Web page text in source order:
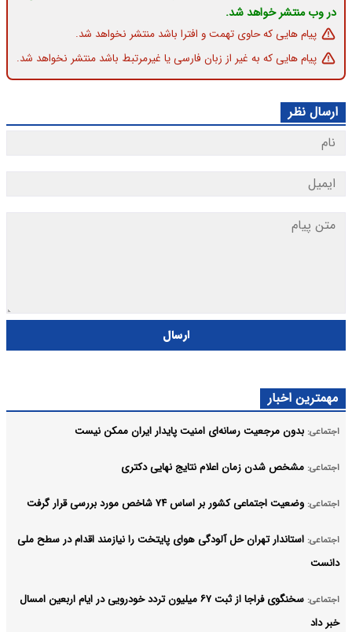
در وب منتشر خواهد شد.
پیام هایی که حاوی تهمت و افترا باشد منتشر نخواهد شد.
پیام هایی که به غیر از زبان فارسی یا غیرمرتبط باشد منتشر نخواهد شد.
ارسال نظر
ارسال
مهمترین اخبار
اجتماعی: بدون مرجعیت رسانه‌ای امنیت پایدار ایران ممکن نیست
اجتماعی: مشخص شدن زمان اعلام نتایج نهایی دکتری
اجتماعی: وضعیت اجتماعی کشور بر اساس ۷۴ شاخص مورد بررسی قرار گرفت
اجتماعی: استاندار تهران حل آلودگی هوای پایتخت را نیازمند اقدام در سطح ملی
دانست
اجتماعی:
سخنگوی فراجا از ثبت ۶۷ میلیون تردد خودرویی در ایام اربعین امسال
خبر داد